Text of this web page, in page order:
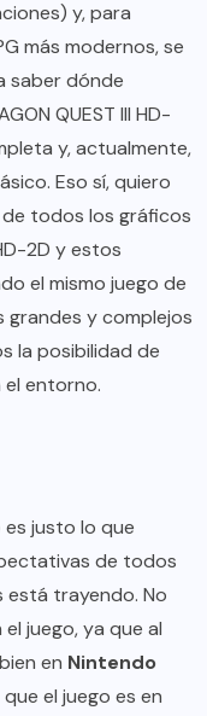
y, para
más modernos, se
saber dónde
QUEST III HD-
y, actualmente,
Eso sí, quiero
todos los gráficos
2D y estos
el mismo juego de
grandes y complejos
la posibilidad de
entorno.
es justo lo que
de todos
está trayendo. No
juego, ya que al
en Nintendo
el juego es en